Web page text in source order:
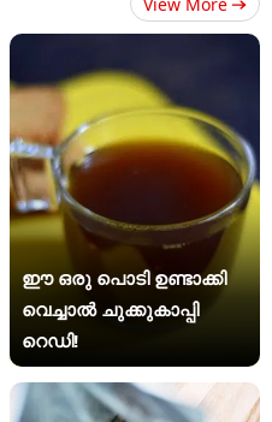
ഈ ഒരു പൊടി ഉണ്ടാക്കി
വെച്ചാൽ ചുക്കുകാപ്പി
റെഡി!